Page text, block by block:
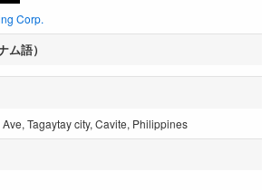
Corp.
語）
Tagaytay city, Cavite, Philippines